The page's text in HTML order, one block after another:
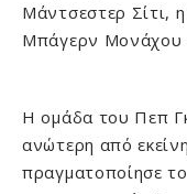
Μάντσεστερ Σίτι,
Μπάγερν Μονάχου
Η ομάδα του Πεπ
ανώτερη από
πραγματοποίησε